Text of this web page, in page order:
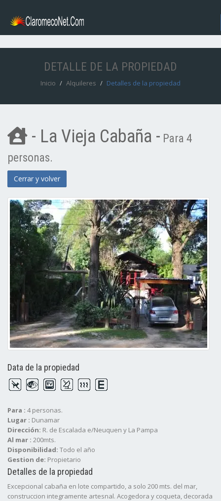
DETALLE DE LA PROPIEDAD
Inicio Alquileres Detalles de la propiedad
- La Vieja Cabaña - Para 4
personas.
Cerrar y volver
Data de la propiedad
Para : 4 personas.
Lugar : Dunamar
Dirección: R. de Escalada e/Neuquen y La Pampa
Al mar : 200mts.
Disponibilidad: Todo el año
Gestion de: Propietario
Detalles de la propiedad
Excepcional cabaña en lote compartido, a solo 200 mts. del mar,
construccion integramente artesnal. Acogedora y coqueta, decorada